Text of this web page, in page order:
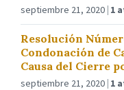
septiembre 21, 2020 1
Resolución
Condonación de
Causa del Cierre
septiembre 21, 2020 1